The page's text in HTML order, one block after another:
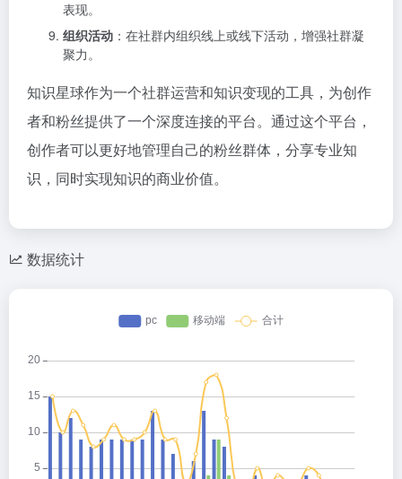
表现。
组织活动 ：在社群内组织线上或线下活动，增强社群凝
聚力。
知识星球作为一个社群运营和知识变现的工具，为创作
者和粉丝提供了一个深度连接的平台。通过这个平台，
创作者可以更好地管理自己的粉丝群体，分享专业知
识，同时实现知识的商业价值。
数据统计